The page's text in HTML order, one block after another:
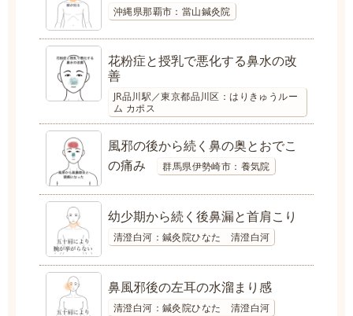
沖縄県那覇市：當山鍼灸院
花粉症と授乳で悪化する鼻水の改
善
JR品川駅／東京都品川区：はりきゅうルー
ム カポス
風邪の後から続く鼻の奥とおでこ
の痛み
群馬県伊勢崎市：養気院
幼少期から続く後鼻漏と首肩こり
清澄白河：鍼灸院ひなた 清澄白河
鼻風邪後の左耳の水溜まり感
清澄白河：鍼灸院ひなた 清澄白河